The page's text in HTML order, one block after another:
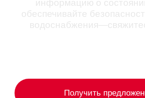
Получить